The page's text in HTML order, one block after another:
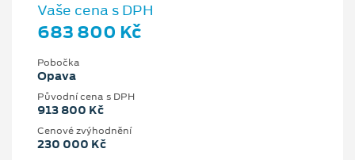
Vaše cena s DPH
683 800 Kč
Pobočka
Opava
Původní cena s DPH
913 800 Kč
Cenové zvýhodnění
230 000 Kč